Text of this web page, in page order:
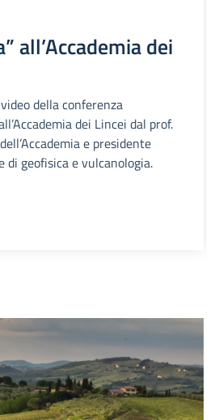
all’Accademia dei
della conferenza
dei Lincei dal prof.
e presidente
di geofisica e vulcanologia.